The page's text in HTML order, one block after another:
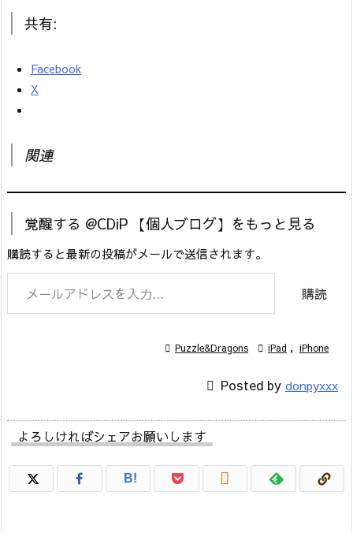
共有:
Facebook
X
関連
覚醒する @CDiP 【個人ブログ】をもっと見る
購読すると最新の投稿がメールで送信されます。
メールアドレスを入力...
購読
 Puzzle&Dragons  iPad , iPhone
 Posted by donpyxxx
よろしければシェアお願いします
B! 